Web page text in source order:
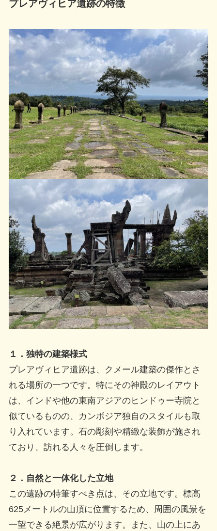
プレアヴィヒア遺跡の特徴
１．独特の建築様式
プレアヴィヒア遺跡は、クメール建築の傑作とさ
れる場所の一つです。特にその神殿のレイアウト
は、インドや他の東南アジアのヒンドゥー寺院と
似ているものの、カンボジア独自のスタイルも取
り入れています。石の彫刻や精緻な装飾が施され
ており、訪れる人々を圧倒します。
２．自然と一体化した立地
この遺跡の特筆すべき点は、その立地です。標高
625メートルの山頂に位置するため、周囲の風景を
一望できる絶景が広がります。また、山の上にあ